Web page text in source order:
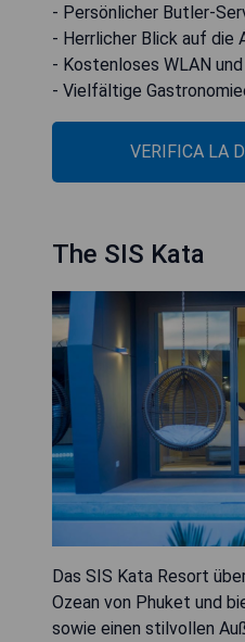
- Persönlicher Butler-
- Herrlicher Blick auf die
- Kostenloses WLAN
- Vielfältige
VERIFICA LA
The SIS Kata
Das SIS Kata Resort
Ozean von Phuket und
sowie einen stilvollen